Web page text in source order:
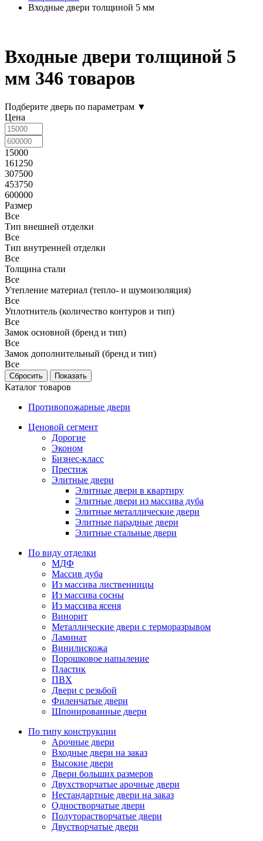
Входные двери толщиной 5 мм
Входные двери толщиной 5
мм 346 товаров
Подберите дверь по параметрам ▼
Цена
15000
161250
307500
453750
600000
Размер
Все
Тип внешней отделки
Все
Тип внутренней отделки
Все
Толщина стали
Все
Утепление материал (тепло- и шумоизоляция)
Все
Уплотнитель (количество контуров и тип)
Все
Замок основной (бренд и тип)
Все
Замок дополнительный (бренд и тип)
Все
Каталог товаров
Противопожарные двери
Ценовой сегмент
Дорогие
Эконом
Бизнес-класс
Престиж
Элитные двери
Элитные двери в квартиру
Элитные двери из массива дуба
Элитные металлические двери
Элитные парадные двери
Элитные стальные двери
По виду отделки
МДФ
Массив дуба
Из массива лиственницы
Из массива сосны
Из массива ясеня
Винорит
Металлические двери с терморазрывом
Ламинат
Винилискожа
Порошковое напыление
Пластик
ПВХ
Двери с резьбой
Филенчатые двери
Шпонированные двери
По типу конструкции
Арочные двери
Входные двери на заказ
Высокие двери
Двери больших размеров
Двухстворчатые арочные двери
Нестандартные двери на заказ
Одностворчатые двери
Полуторастворчатые двери
Двустворчатые двери